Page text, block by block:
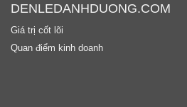
DENLEDANHDUONG.COM
Giá trị cốt lõi
Quan điểm kinh doanh